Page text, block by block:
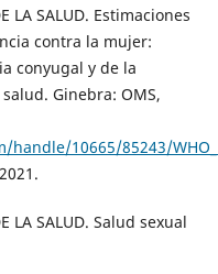
LA SALUD. Estimaciones
contra la mujer:
conyugal y de la
Ginebra: OMS,
10665/85243/
LA SALUD. Salud sexual